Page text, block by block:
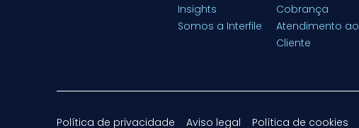
Insights
Somos a Interfile
Cobrança
Atendimento ao
Cliente
Política de privacidade Aviso legal Política de cookies